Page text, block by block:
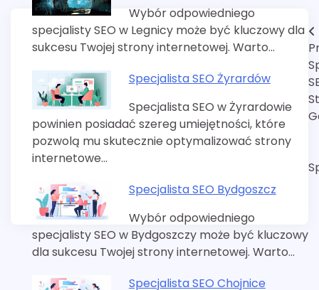
Wybór odpowiedniego
specjalisty SEO w Legnicy może być kluczowy dla
sukcesu Twojej strony internetowej. Warto…
Specjalista SEO Żyrardów
Specjalista SEO w Żyrardowie
powinien posiadać szereg umiejętności, które
pozwolą mu skutecznie optymalizować strony
internetowe…
Specjalista SEO Bydgoszcz
Wybór odpowiedniego
specjalisty SEO w Bydgoszczy może być kluczowy
dla sukcesu Twojej strony internetowej. Warto…
Specjalista SEO Chojnice
Nawigacja